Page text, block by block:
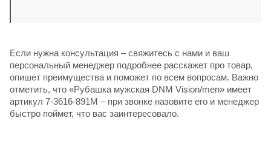
Если нужна консультация – свяжитесь с нами и ваш
персональный менеджер подробнее расскажет про товар,
опишет преимущества и поможет по всем вопросам. Важно
отметить, что «Рубашка мужская DNM Vision/men» имеет
артикул 7-3616-891M – при звонке назовите его и менеджер
быстро поймет, что вас заинтересовало.